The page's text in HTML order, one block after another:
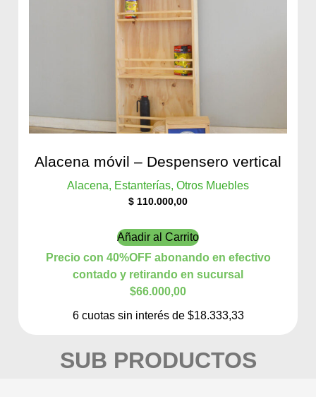
Alacena móvil – Despensero vertical
Alacena, Estanterías, Otros Muebles
$ 110.000,00
Añadir al Carrito
Precio con 40%OFF abonando en efectivo
contado y retirando en sucursal
$66.000,00
6 cuotas sin interés de $18.333,33
SUB PRODUCTOS